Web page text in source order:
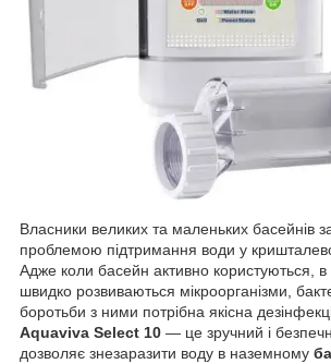
Власники великих та маленьких басейнів
проблемою підтримання води у
Адже коли басейн активно користуються,
швидко розвиваються мікроорганізми,
боротьби з ними потрібна якісна
Aquaviva Select 10 — це зручний і
дозволяє знезаразити воду в наземному